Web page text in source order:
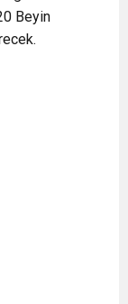
Beyin